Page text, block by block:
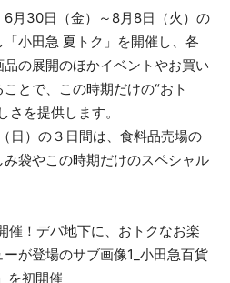
月30日（金）～8月8日（火）の
小田急 夏トク」を開催し、各
の展開のほかイベントやお買い
とで、この時期だけの“おト
さを提供します。
日）の３日間は、食料品売場の
袋やこの時期だけのスペシャル